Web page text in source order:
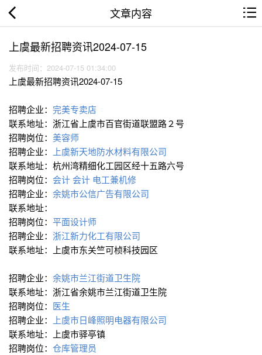
文章内容
上虞最新招聘资讯2024-07-15
发布时间：2024-07-15 01:34:00
上虞最新招聘资讯2024-07-15
招聘企业： 完美专卖店
联系地址：浙江省上虞市百官街道联盟路２号
招聘岗位： 美容师
招聘企业：
上虞新天地防水材料有限公司
联系地址：杭州湾精细化工园区经十五路六号
招聘岗位： 会计会计 电工兼机修
招聘企业： 余姚市公信广告有限公司
联系地址：
招聘岗位： 平面设计师
招聘企业： 浙江新力化工有限公司
联系地址：上虞市东关竺可桢科技园区
招聘企业： 余姚市兰江街道卫生院
联系地址：浙江省余姚市兰江街道卫生院
招聘岗位： 医生
招聘企业：
上虞市日峰照明电器有限公司
联系地址：上虞市驿亭镇
招聘岗位： 仓库管理员